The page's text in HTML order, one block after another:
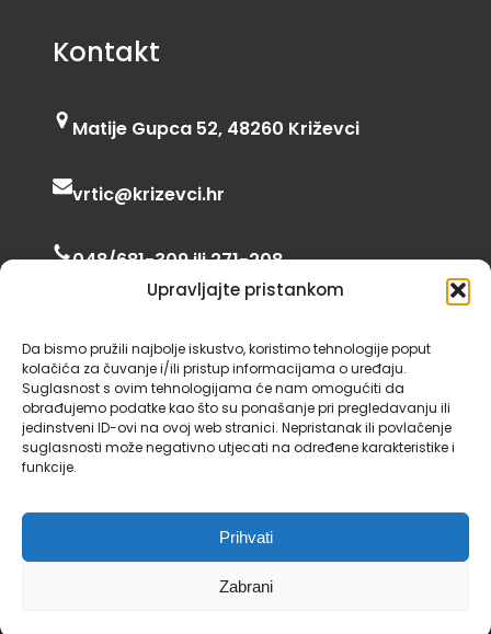
Upravljajte pristankom
Da bismo pružili najbolje iskustvo, koristimo tehnologije poput
kolačića za čuvanje i/ili pristup informacijama o uređaju.
Suglasnost s ovim tehnologijama će nam omogućiti da
obrađujemo podatke kao što su ponašanje pri pregledavanju ili
jedinstveni ID-ovi na ovoj web stranici. Nepristanak ili povlačenje
suglasnosti može negativno utjecati na određene karakteristike i
funkcije.
Prihvati
Zabrani
Kontakt
Matije Gupca 52, 48260 Križevci
vrtic@krizevci.hr
048/681-309 ili 271-208
Dječji vrtić Križevci 2024., neke fotografije i
ikone preuzete su saUnsplash
tema preuzeta od